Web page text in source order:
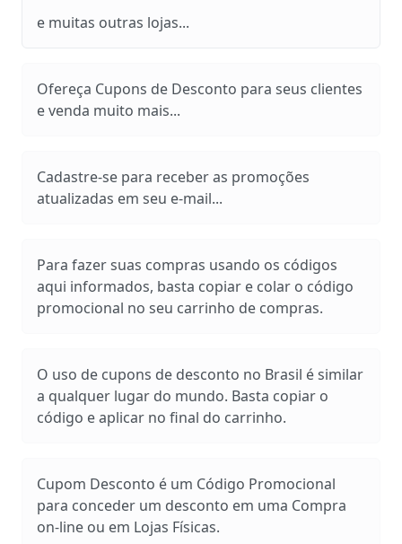
e muitas outras lojas...
Ofereça Cupons de Desconto para seus clientes
e venda muito mais...
Cadastre-se para receber as promoções
atualizadas em seu e-mail...
Para fazer suas compras usando os códigos
aqui informados, basta copiar e colar o código
promocional no seu carrinho de compras.
O uso de cupons de desconto no Brasil é similar
a qualquer lugar do mundo. Basta copiar o
código e aplicar no final do carrinho.
Cupom Desconto é um Código Promocional
para conceder um desconto em uma Compra
on-line ou em Lojas Físicas.